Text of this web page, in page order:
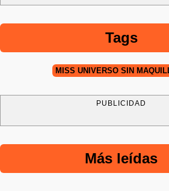
Tags
MISS UNIVERSO SIN
PUBLICIDAD
Más leídas